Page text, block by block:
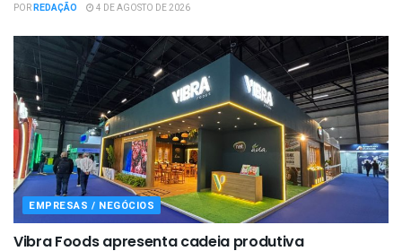
PORREDAÇÃO 4 DE AGOSTO DE 2026
EMPRESAS / NEGÓCIOS
Vibra Foods apresenta cadeia produtiva